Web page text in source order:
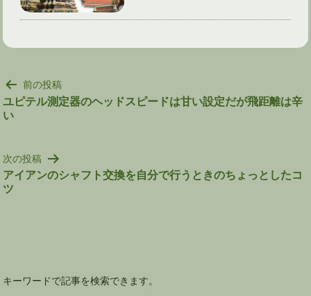
投
稿
ナ
ゲ
ー
シ
ョ
前の投稿
ユピテル測定器のヘッドスピードは甘い設定だが飛距離は辛
い
次の投稿
アイアンのシャフト交換を自分で行うときのちょっとしたコ
ツ
キーワードで記事を検索できます。